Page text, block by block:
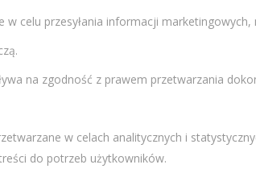
celu przesyłania informacji
na zgodność z prawem przetwarzania
w celach analitycznych i
do potrzeb użytkowników.